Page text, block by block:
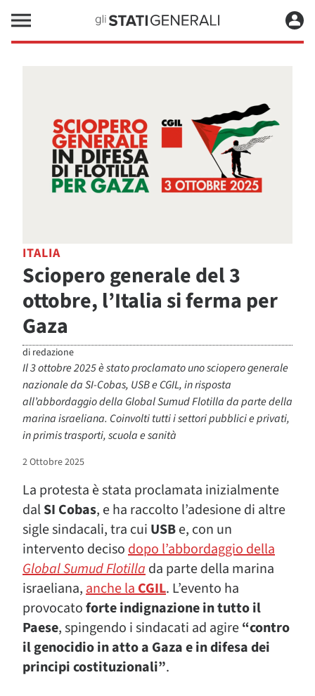
ITALIA
Sciopero generale del 3
ottobre, l’Italia si ferma per
Gaza
di redazione
Il 3 ottobre 2025 è stato proclamato uno sciopero generale
nazionale da SI-Cobas, USB e CGIL, in risposta
all’abbordaggio della Global Sumud Flotilla da parte della
marina israeliana. Coinvolti tutti i settori pubblici e privati,
in primis trasporti, scuola e sanità
2 Ottobre 2025
La protesta è stata proclamata inizialmente
dalSI Cobas, e ha raccolto l’adesione di altre
sigle sindacali, tra cui USBe, con un
intervento decisodopo l’abbordaggio della
Global Sumud Flotillada parte della marina
israeliana,anche laCGIL. L’evento ha
provocatoforte indignazione in tutto il
Paese, spingendo i sindacati ad agire“contro
il genocidio in atto a Gaza e in difesa dei
principi costituzionali”.